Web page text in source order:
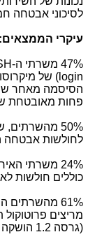
לסיכוני אבטחה
עיקרי הממצאים:
47% משרתי ה-
login ) של
הסיסמה מאחר
פחות מאובטחת
50%
לחולשות אבטחה
24% משרתי
כוללים חולשות לא
61%
מריצים
(גרסה 1.2 הושקה ב-2008 וגרסה 1.3 הושקה ב-2018).